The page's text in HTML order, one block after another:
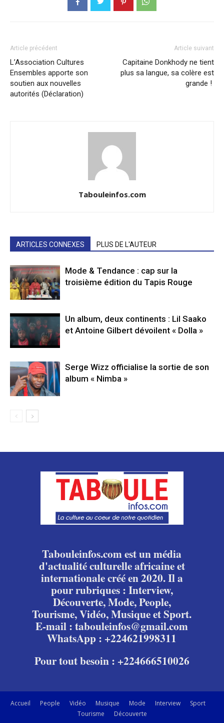
Article précédent
L’Association Cultures
Ensembles apporte son
soutien aux nouvelles
autorités (Déclaration)
Article suivant
Capitaine Donkhody ne tient
plus sa langue, sa colère est
grande !
Tabouleinfos.com
ARTICLES CONNEXES PLUS DE L'AUTEUR
Mode & Tendance : cap sur la
troisième édition du Tapis Rouge
Un album, deux continents : Lil Saako
et Antoine Gilbert dévoilent « Dolla »
Serge Wizz officialise la sortie de son
album « Nimba »
Tabouleinfos.com est un média
d'actualité culturelle africaine et
internationale créé en 2020. Il a
pour rubriques : Interview,
Découverte, Mode, People,
Tourisme, Vidéo, Musique et Sport.
E-mail : tabouleinfos@gmail.com
WhatsApp : +224621998311
Pour tout besoin : +224666510026
Accueil People Vidéo Musique Mode Interview
Sport
Tourisme
Découverte